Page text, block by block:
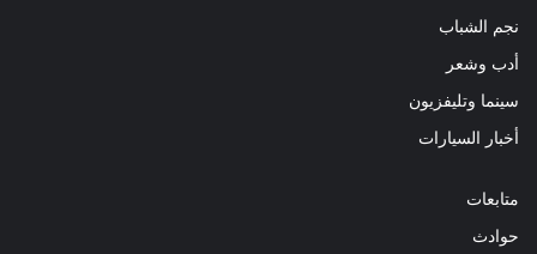
نجم الشباب
أدب وشعر
سينما وتليفزيون
أخبار السيارات
متابعات
حوادث